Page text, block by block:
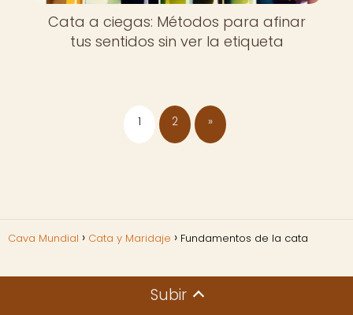
Cata a ciegas: Métodos para afinar
tus sentidos sin ver la etiqueta
1 2 »
Cava Mundial Cata y Maridaje Fundamentos de la cata
Subir